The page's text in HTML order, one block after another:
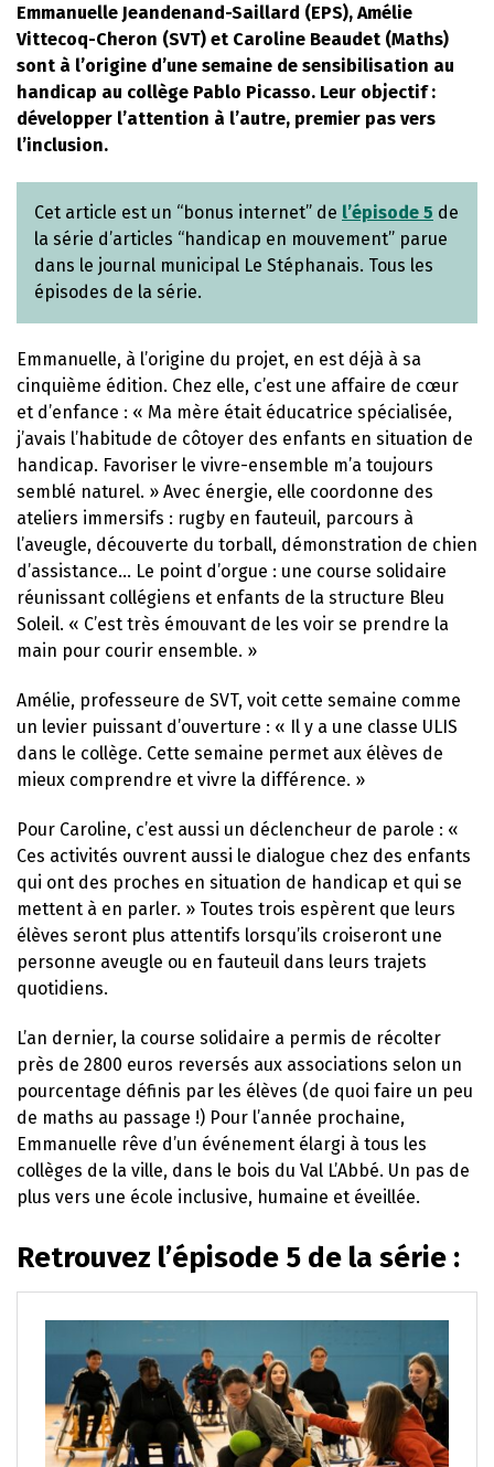
Emmanuelle Jeandenand-Saillard (EPS), Amélie
Vittecoq-Cheron (SVT) et Caroline Beaudet (Maths)
sont à l’origine d’une semaine de sensibilisation au
handicap au collège Pablo Picasso. Leur objectif :
développer l’attention à l’autre, premier pas vers
l’inclusion.
Cet article est un “bonus internet” de l’épisode 5 de
la série d’articles “handicap en mouvement” parue
dans le journal municipal Le Stéphanais. Tous les
épisodes de la série.
Emmanuelle, à l’origine du projet, en est déjà à sa
cinquième édition. Chez elle, c’est une affaire de cœur
et d’enfance : « Ma mère était éducatrice spécialisée,
j’avais l’habitude de côtoyer des enfants en situation de
handicap. Favoriser le vivre-ensemble m’a toujours
semblé naturel. » Avec énergie, elle coordonne des
ateliers immersifs : rugby en fauteuil, parcours à
l’aveugle, découverte du torball, démonstration de chien
d’assistance… Le point d’orgue : une course solidaire
réunissant collégiens et enfants de la structure Bleu
Soleil. « C’est très émouvant de les voir se prendre la
main pour courir ensemble. »
Amélie, professeure de SVT, voit cette semaine comme
un levier puissant d’ouverture : « Il y a une classe ULIS
dans le collège. Cette semaine permet aux élèves de
mieux comprendre et vivre la différence. »
Pour Caroline, c’est aussi un déclencheur de parole : «
Ces activités ouvrent aussi le dialogue chez des enfants
qui ont des proches en situation de handicap et qui se
mettent à en parler. » Toutes trois espèrent que leurs
élèves seront plus attentifs lorsqu’ils croiseront une
personne aveugle ou en fauteuil dans leurs trajets
quotidiens.
L’an dernier, la course solidaire a permis de récolter
près de 2800 euros reversés aux associations selon un
pourcentage définis par les élèves (de quoi faire un peu
de maths au passage !) Pour l’année prochaine,
Emmanuelle rêve d’un événement élargi à tous les
collèges de la ville, dans le bois du Val L’Abbé. Un pas de
plus vers une école inclusive, humaine et éveillée.
Retrouvez l’épisode 5 de la série :